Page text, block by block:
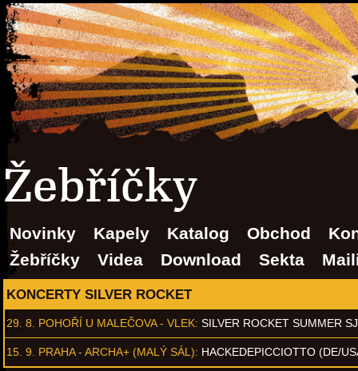
Žebříčky
Novinky Kapely Katalog Obchod
Žebříčky
Videa Download Sekta
KONCERTY SILVER ROCKET
29. 8. POHOŘÍ U MALEČOVA - VLEK: SILVER ROCKET SUMMER
15. 9. PRAHA - ARCHA+ (MALÝ SÁL): HACKEDEPICCIOTTO (DE/